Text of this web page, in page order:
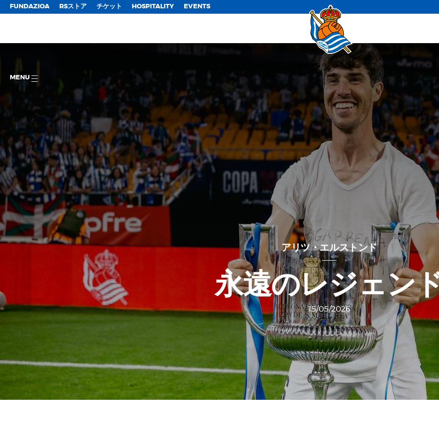
FUNDAZIOA RSストア チケット HOSPITALITY EVENTS
MENU
アリツ・エルストンド
永遠のレジェン
15/05/2026